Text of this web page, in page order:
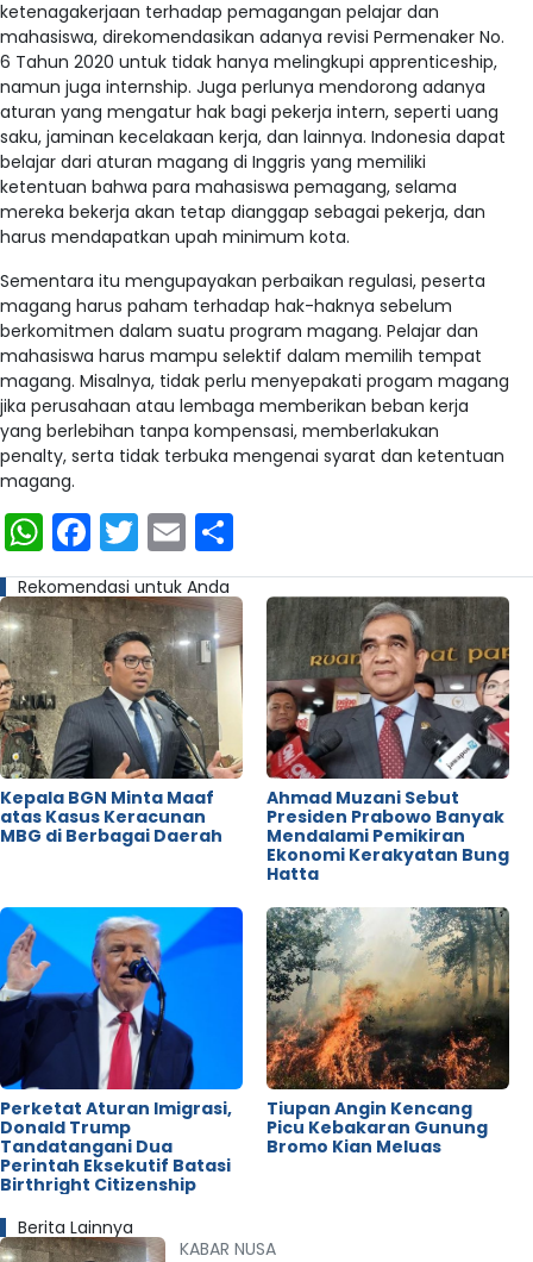
ketenagakerjaan terhadap pemagangan pelajar dan
mahasiswa, direkomendasikan adanya revisi Permenaker No.
6 Tahun 2020 untuk tidak hanya melingkupi apprenticeship,
namun juga internship. Juga perlunya mendorong adanya
aturan yang mengatur hak bagi pekerja intern, seperti uang
saku, jaminan kecelakaan kerja, dan lainnya. Indonesia dapat
belajar dari aturan magang di Inggris yang memiliki
ketentuan bahwa para mahasiswa pemagang, selama
mereka bekerja akan tetap dianggap sebagai pekerja, dan
harus mendapatkan upah minimum kota.
Sementara itu mengupayakan perbaikan regulasi, peserta
magang harus paham terhadap hak-haknya sebelum
berkomitmen dalam suatu program magang. Pelajar dan
mahasiswa harus mampu selektif dalam memilih tempat
magang. Misalnya, tidak perlu menyepakati progam magang
jika perusahaan atau lembaga memberikan beban kerja
yang berlebihan tanpa kompensasi, memberlakukan
penalty, serta tidak terbuka mengenai syarat dan ketentuan
magang.
WhatsApp
Facebook
Twitter
Email
Rekomendasi untuk Anda
Kepala BGN Minta Maaf
atas Kasus Keracunan
MBG di Berbagai Daerah
Ahmad Muzani Sebut
Presiden Prabowo Banyak
Mendalami Pemikiran
Ekonomi Kerakyatan Bung
Hatta
Perketat Aturan Imigrasi,
Donald Trump
Tandatangani Dua
Perintah Eksekutif Batasi
Birthright Citizenship
Tiupan Angin Kencang
Picu Kebakaran Gunung
Bromo Kian Meluas
Berita Lainnya
KABAR NUSA